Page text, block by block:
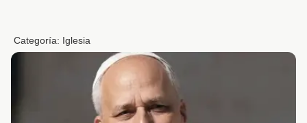
Categoría: Iglesia